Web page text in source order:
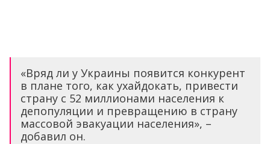
«Вряд ли у Украины появится конкурент
в плане того, как ухайдокать, привести
страну с 52 миллионами населения к
депопуляции и превращению в страну
массовой эвакуации населения», –
добавил он.